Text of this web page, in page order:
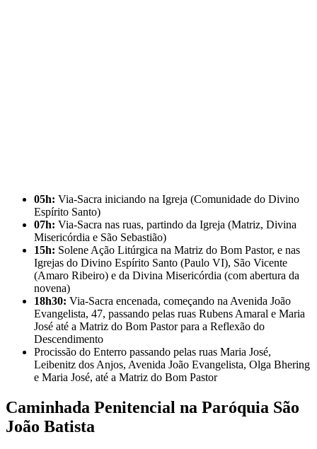
05h: Via-Sacra iniciando na Igreja (Comunidade do Divino
Espírito Santo)
07h: Via-Sacra nas ruas, partindo da Igreja (Matriz, Divina
Misericórdia e São Sebastião)
15h: Solene Ação Litúrgica na Matriz do Bom Pastor, e nas
Igrejas do Divino Espírito Santo (Paulo VI), São Vicente
(Amaro Ribeiro) e da Divina Misericórdia (com abertura da
novena)
18h30: Via-Sacra encenada, começando na Avenida João
Evangelista, 47, passando pelas ruas Rubens Amaral e Maria
José até a Matriz do Bom Pastor para a Reflexão do
Descendimento
Procissão do Enterro passando pelas ruas Maria José,
Leibenitz dos Anjos, Avenida João Evangelista, Olga Bhering
e Maria José, até a Matriz do Bom Pastor
Caminhada Penitencial na Paróquia São
João Batista